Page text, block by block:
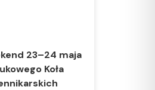
23–24 maja
Koła